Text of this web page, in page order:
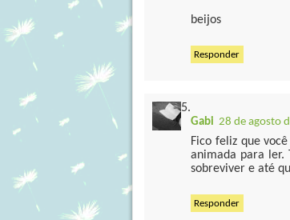
beijos
Responder
Gabi 28 de agosto
Fico feliz que
animada para ler.
sobreviver e até
Responder